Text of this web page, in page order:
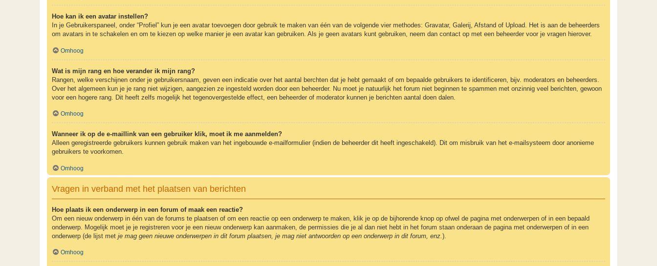
Hoe kan ik een avatar instellen?
In je Gebruikerspaneel, onder “Profiel” kun je een avatar toevoegen door gebruik te maken van één van de volgende vier methodes: Gravatar, Galerij, Afstand of Upload. Het is aan de beheerders
om avatars in te schakelen en om te kiezen op welke manier je een avatar kan gebruiken. Als je geen avatars kunt gebruiken, neem dan contact op met een beheerder voor je vragen hierover.
Omhoog
Wat is mijn rang en hoe verander ik mijn rang?
Rangen, welke verschijnen onder je gebruikersnaam, geven een indicatie over het aantal berchten dat je hebt gemaakt of om bepaalde gebruikers te identificeren, bijv. moderators en beheerders.
Over het algemeen kun je je rang niet wijzigen, aangezien ze ingesteld worden door een beheerder. Nu moet je natuurlijk het forum niet beginnen te spammen met onzinnig veel berichten, gewoon
voor een hogere rang. Dit heeft zelfs mogelijk het tegenovergestelde effect, een beheerder of moderator kunnen je berichten aantal doen dalen.
Omhoog
Wanneer ik op de e-maillink van een gebruiker klik, moet ik me aanmelden?
Alleen geregistreerde gebruikers kunnen gebruik maken van het ingebouwde e-mailformulier (indien de beheerder dit heeft ingeschakeld). Dit om misbruik van het e-mailsysteem door anonieme
gebruikers te voorkomen.
Omhoog
Vragen in verband met het plaatsen van berichten
Hoe plaats ik een onderwerp in een forum of maak een reactie?
Om een nieuw onderwerp in één van de forums te plaatsen of om een reactie op een onderwerp te maken, klik je op de bijhorende knop op ofwel de pagina met onderwerpen of in een bepaald
onderwerp. Mogelijk moet je je registreren voor je een nieuw onderwerp kan aanmaken, de permissies die je al dan niet hebt in het forum staan onderaan de pagina met onderwerpen of in een
onderwerp (de lijst met je mag geen nieuwe onderwerpen in dit forum plaatsen, je mag niet antwoorden op een onderwerp in dit forum, enz. ).
Omhoog